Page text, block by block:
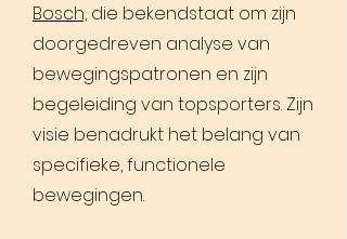
Bosch, die bekendstaat om zijn
doorgedreven analyse van
bewegingspatronen en zijn
begeleiding van topsporters. Zijn
visie benadrukt het belang van
specifieke, functionele
bewegingen.